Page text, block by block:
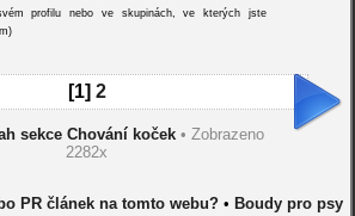
profilu nebo ve skupinách, ve kterých jste
[1] 2
sekce Chování koček • Zobrazeno
2282x
PR článek na tomto webu? • Boudy pro psy